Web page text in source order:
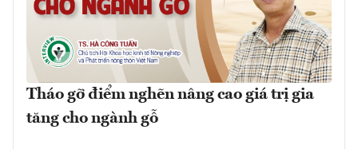
Tháo gỡ điểm nghẽn nâng cao giá trị gia
tăng cho ngành gỗ